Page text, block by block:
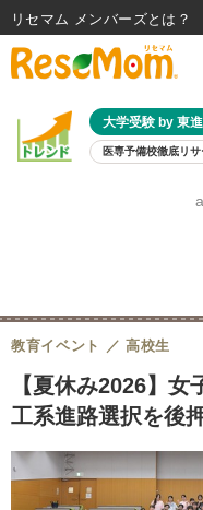
大学受験 by 東進
医専予備校徹底リサ
8月
【夏休み2026】
工系進路選択を後
教育イベント 高校生
リセマム メンバーズ